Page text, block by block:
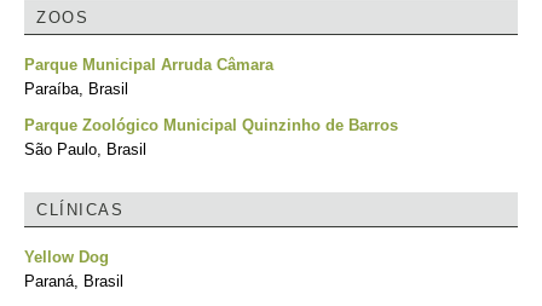
ZOOS
Parque Municipal Arruda Câmara
Paraíba, Brasil
Parque Zoológico Municipal Quinzinho de Barros
São Paulo, Brasil
CLÍNICAS
Yellow Dog
Paraná, Brasil